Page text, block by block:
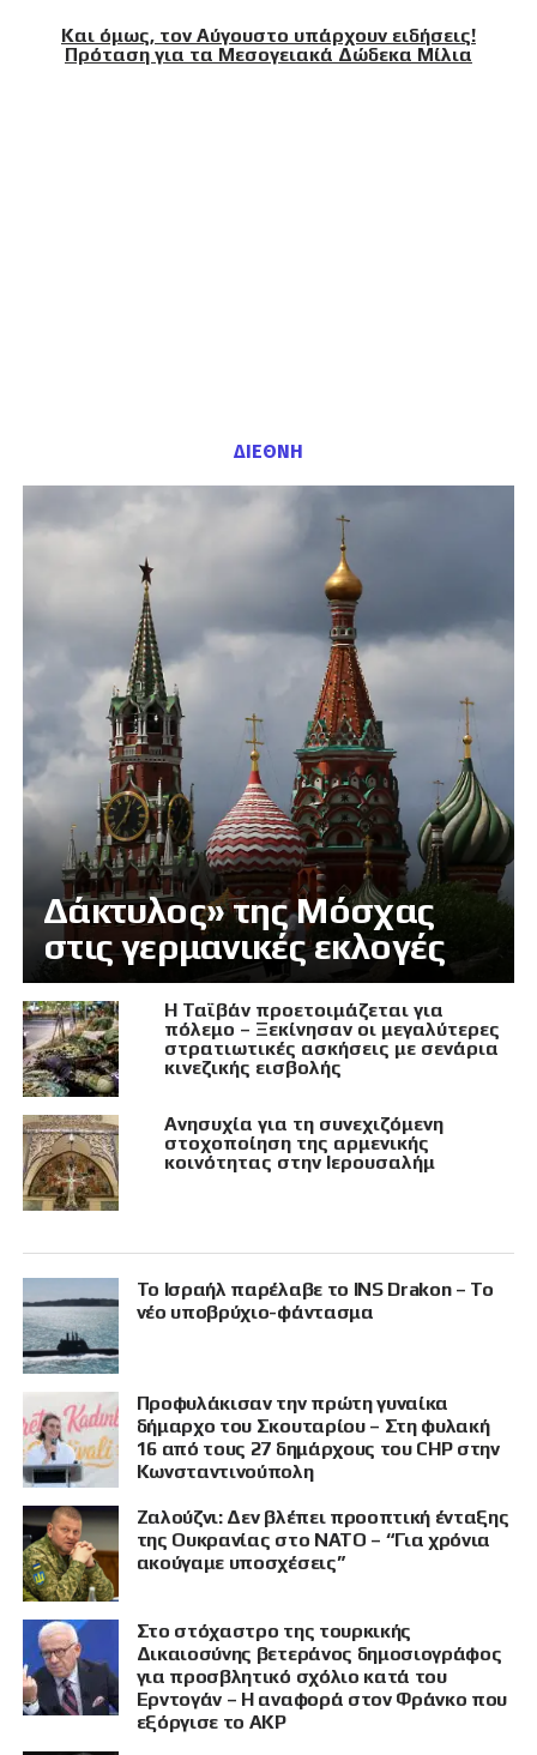
Και όμως, τον Αύγουστο υπάρχουν ειδήσεις!
Πρόταση για τα Μεσογειακά Δώδεκα Μίλια
ΔΙΕΘΝΗ
Δάκτυλος» της Μόσχας
στις γερμανικές εκλογές
Η Ταϊβάν προετοιμάζεται για
πόλεμο – Ξεκίνησαν οι μεγαλύτερες
στρατιωτικές ασκήσεις με σενάρια
κινεζικής εισβολής
Ανησυχία για τη συνεχιζόμενη
στοχοποίηση της αρμενικής
κοινότητας στην Ιερουσαλήμ
Το Ισραήλ παρέλαβε το INS Drakon – Το
νέο υποβρύχιο-φάντασμα
Προφυλάκισαν την πρώτη γυναίκα
δήμαρχο του Σκουταρίου – Στη φυλακή
16 από τους 27 δημάρχους του CHP στην
Κωνσταντινούπολη
Ζαλούζνι: Δεν βλέπει προοπτική ένταξης
της Ουκρανίας στο ΝΑΤΟ – “Για χρόνια
ακούγαμε υποσχέσεις”
Στο στόχαστρο της τουρκικής
Δικαιοσύνης βετεράνος δημοσιογράφος
για προσβλητικό σχόλιο κατά του
Ερντογάν – Η αναφορά στον Φράνκο που
εξόργισε το AKP